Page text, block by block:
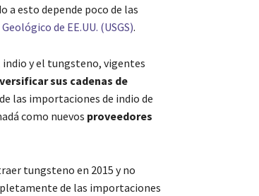
a esto depende poco de las
de EE.UU. (USGS).
indio y el tungsteno, vigentes
sus cadenas de
las importaciones de indio de
como nuevos proveedores
tungsteno en 2015 y no
de las importaciones